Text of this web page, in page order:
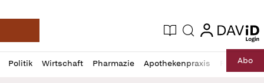
Deutsche Apotheker Zeitung
Aktuelle Ausgabe
Suche login
login
Politik Wirtschaft Pharmazie Apothekenpraxis RechtAbo
Profil
öffnen
Daz
Pur